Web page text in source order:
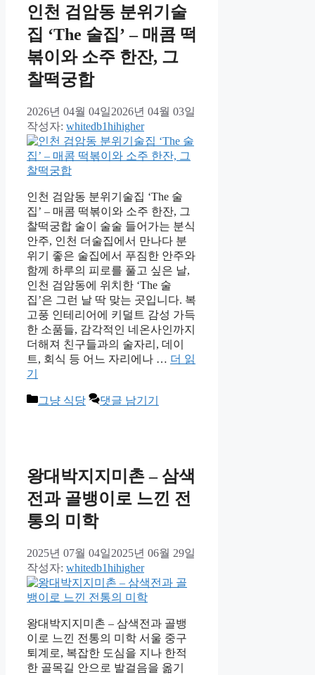
인천 검암동 분위기술
집 ‘The 술집’ – 매콤 떡
볶이와 소주 한잔, 그
찰떡궁합
2026년 04월 04일2026년 04월 03일
작성자: whitedb1hihigher
인천 검암동 분위기술집 ‘The 술
집’ – 매콤 떡볶이와 소주 한잔, 그
찰떡궁합 술이 술술 들어가는 분식
안주, 인천 더술집에서 만나다 분
위기 좋은 술집에서 푸짐한 안주와
함께 하루의 피로를 풀고 싶은 날,
인천 검암동에 위치한 ‘The 술
집’은 그런 날 딱 맞는 곳입니다. 복
고풍 인테리어에 키덜트 감성 가득
한 소품들, 감각적인 네온사인까지
더해져 친구들과의 술자리, 데이
트, 회식 등 어느 자리에나 … 더 읽
기
카
그냥 식당 댓글 남기기
왕대박지지미촌 – 삼색
전과 골뱅이로 느낀 전
통의 미학
2025년 07월 04일2025년 06월 29일
작성자: whitedb1hihigher
왕대박지지미촌 – 삼색전과 골뱅
이로 느낀 전통의 미학 서울 중구
퇴계로, 복잡한 도심을 지나 한적
한 골목길 안으로 발걸음을 옮기